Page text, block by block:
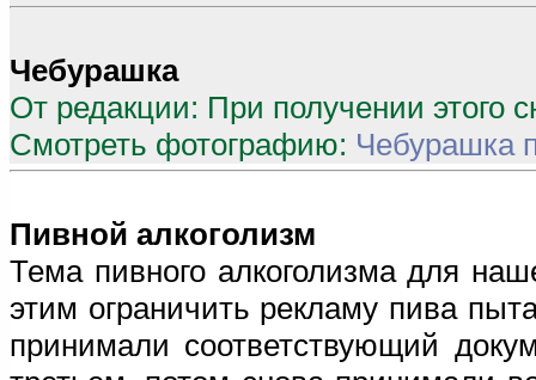
Чебурашка
От редакции: При получении этого
Смотреть фотографию: Чебурашка
Пивной алкоголизм
Тема пивного алкоголизма для
этим ограничить рекламу пива
принимали соответствующий